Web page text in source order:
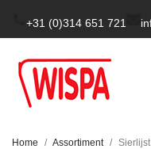
+31 (0)314 651 721
Home Assortiment